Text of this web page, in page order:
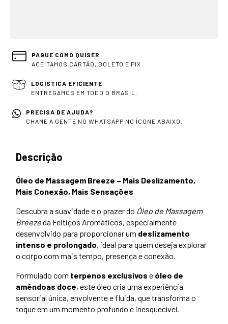
PAGUE COMO QUISER
ACEITAMOS CARTÃO, BOLETO E PIX.
LOGÍSTICA EFICIENTE
ENTREGAMOS EM TODO O BRASIL.
PRECISA DE AJUDA?
CHAME A GENTE NO WHATSAPP NO ÍCONE ABAIXO.
Descrição
Óleo de Massagem Breeze – Mais Deslizamento,
Mais Conexão, Mais Sensações
Descubra a suavidade e o prazer do Óleo de Massagem
Breezeda Feitiços Aromáticos, especialmente
desenvolvido para proporcionar um deslizamento
intenso e prolongado, ideal para quem deseja explorar
o corpo com mais tempo, presença e conexão.
Formulado com terpenos exclusivos e óleo de
amêndoas doce, este óleo cria uma experiência
sensorial única, envolvente e fluida, que transforma o
toque em um momento profundo e inesquecível.